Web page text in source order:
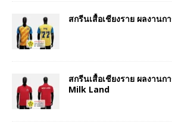
สกรีนเสื้อเชียงราย ผลงานก
สกรีนเสื้อเชียงราย ผลงาน
Milk Land